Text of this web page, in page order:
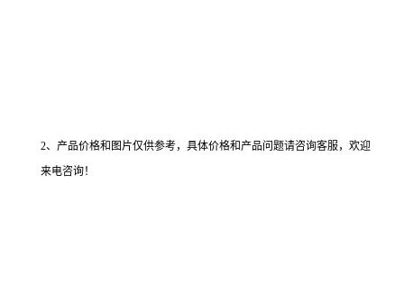
2、产品价格和图片仅供参考，具体价格和产品问题请咨询客服，欢迎
来电咨询！